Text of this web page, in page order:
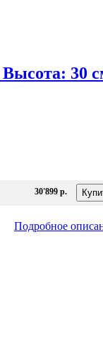
30
30'899 р.
Подробное